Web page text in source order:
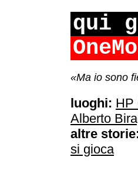
qui
«Ma io sono
luoghi: HP
Alberto
altre
si gioca